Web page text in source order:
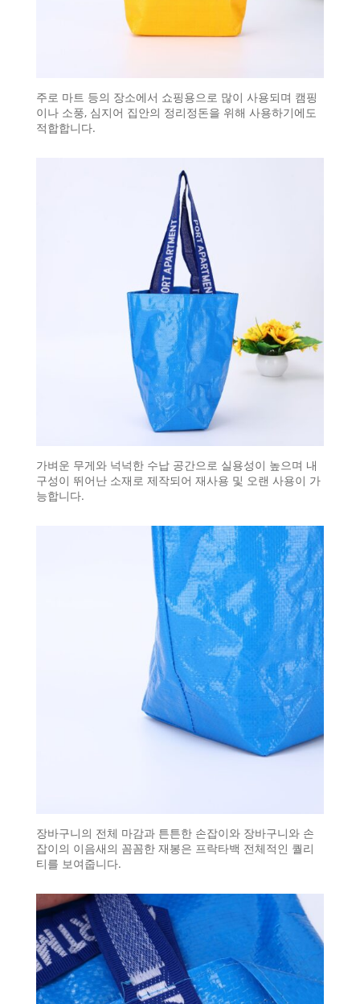
주로 마트 등의 장소에서 쇼핑용으로 많이 사용되며 캠핑
이나 소풍, 심지어 집안의 정리정돈을 위해 사용하기에도
적합합니다.
가벼운 무게와 넉넉한 수납 공간으로 실용성이 높으며 내
구성이 뛰어난 소재로 제작되어 재사용 및 오랜 사용이 가
능합니다.
장바구니의 전체 마감과 튼튼한 손잡이와 장바구니와 손
잡이의 이음새의 꼼꼼한 재봉은 프락타백 전체적인 퀄리
티를 보여줍니다.